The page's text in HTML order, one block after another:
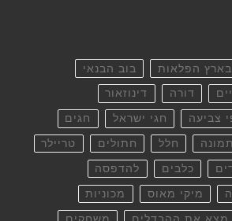
בארץ הפלאות בוב הבנאי
דורה דינוזאור
צביעה חגי ישראל חגים
חלל חתולים טריילר
כלבים להדפסה
מיקי מאוס מכוניות